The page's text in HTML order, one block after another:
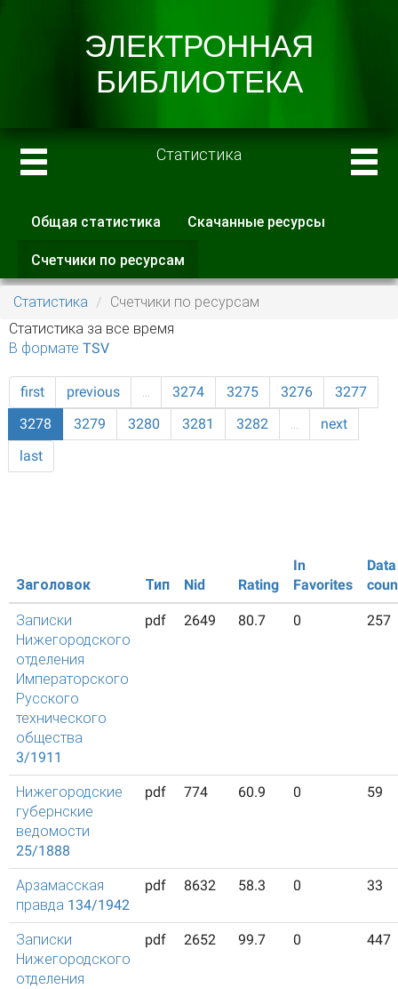
Статистика
Главные вкладки
Общая статистика Скачанные ресурсы
Счетчики по ресурсам
вкладка)
Статистика
Счетчики по ресурсам
Статистика за все время
В формате TSV
first previous … 3274 3275 3276
3277
3278
3279 3280 3281 3282 …
next
last
Заголовок Тип Nid Rating
In
Favorites
Data
Записки
Нижегородского
отделения
Императорского
Русского
технического
общества
3/1911
pdf 2649 80.7 0 257
Нижегородские
губернские
ведомости
25/1888
pdf 774 60.9 0 59
Арзамасская
правда 134/1942
pdf 8632 58.3 0 33
Записки
Нижегородского
отделения
pdf 2652 99.7 0 447